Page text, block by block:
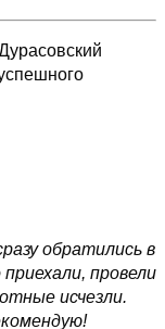
обратились в
провели
исчезли.